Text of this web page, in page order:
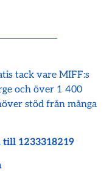
tack vare MIFF:s
och över 1 400
stöd från många
till 1233318219